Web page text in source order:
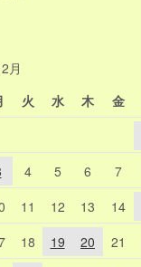
月
火 水 木 金
4 5 6 7
11 12 13 14
18 19 20 21